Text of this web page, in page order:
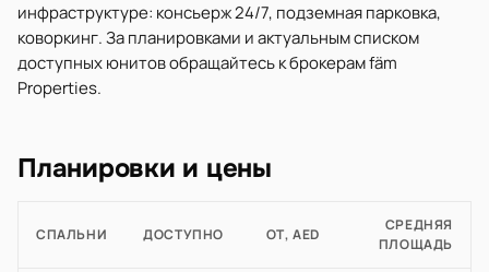
инфраструктуре: консьерж 24/7, подземная парковка,
коворкинг. За планировками и актуальным списком
доступных юнитов обращайтесь к брокерам fäm
Properties.
Планировки и цены
СПАЛЬНИ ДОСТУПНО ОТ, AED
СРЕДНЯЯ
ПЛОЩАДЬ